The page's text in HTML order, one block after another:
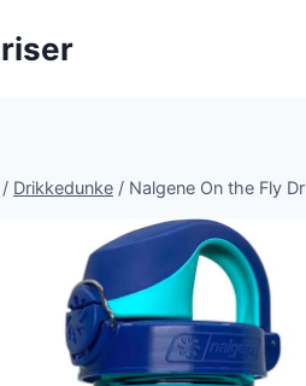
/ Drikkedunke / Nalgene On the Fly